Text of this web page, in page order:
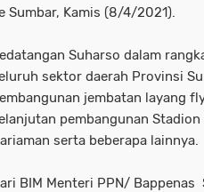
Sumbar, Kamis (8/4/2021).
Suharso dalam
sektor daerah Provinsi
jembatan layang
pembangunan
serta beberapa lainnya.
BIM Menteri PPN/